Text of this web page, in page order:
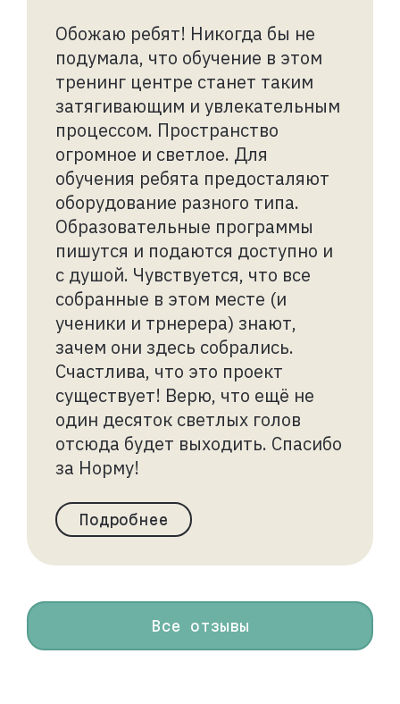
Обожаю ребят! Никогда бы не
подумала, что обучение в этом
тренинг центре станет таким
затягивающим и увлекательным
процессом. Пространство
огромное и светлое. Для
обучения ребята предосталяют
оборудование разного типа.
Образовательные программы
пишутся и подаются доступно и
с душой. Чувствуется, что все
собранные в этом месте (и
ученики и трнерера) знают,
зачем они здесь собрались.
Счастлива, что это проект
существует! Верю, что ещё не
один десяток светлых голов
отсюда будет выходить. Спасибо
за Норму!
Подробнее
Все отзывы